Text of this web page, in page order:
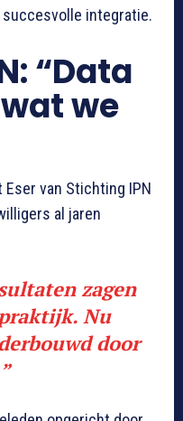
integratie.
“Data
we
van Stichting IPN
al jaren
zagen
Nu
door
”